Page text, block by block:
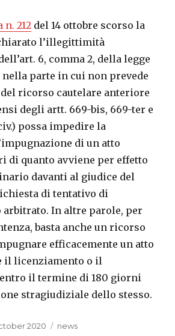
n. 212 del 14 ottobre scorso la
l’illegittimità
6, comma 2, della legge
nella parte in cui non prevede
ricorso cautelare anteriore
degli artt. 669-bis, 669-ter e
possa impedire la
di un atto
di quanto avviene per effetto
davanti al giudice del
di tentativo di
In altre parole, per
basta anche un ricorso
efficacemente un atto
il licenziamento o il
il termine di 180 giorni
stragiudiziale dello stesso.
2020 Categories
news